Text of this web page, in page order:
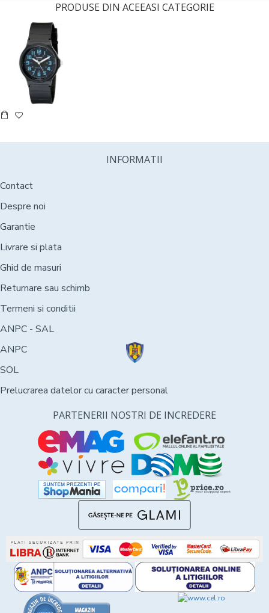
PRODUSE DIN ACEEASI CATEGORIE
INFORMATII
Contact
Despre noi
Garantie
Livrare si plata
Ghid de masuri
Returnare sau schimb
Termeni si conditii
ANPC - SAL
ANPC
SOL
Prelucrarea datelor cu caracter personal
PARTENERII NOSTRI DE INCREDERE